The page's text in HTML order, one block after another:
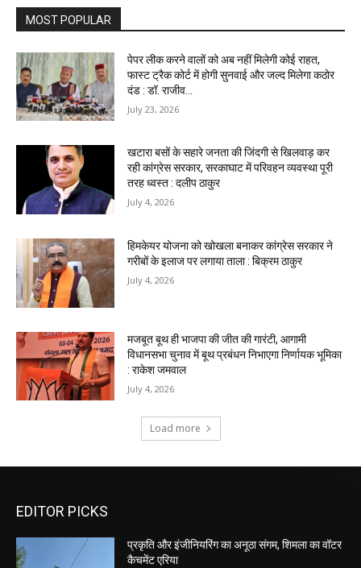
EDITOR PICKS
प्रकृति और इंजीनियरिंग का अनूठा संगम, शिमला का वॉटर
कैचमेंट एरिया